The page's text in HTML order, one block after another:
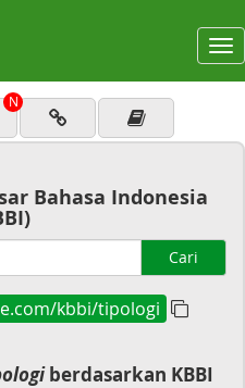
N
Bahasa Indonesia
Cari
kbbi/tipologi
berdasarkan KBBI